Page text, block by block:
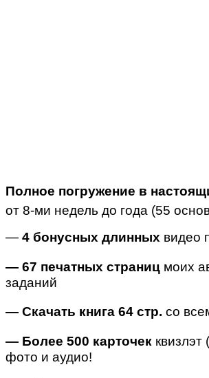
Полное погружение в
от 8-ми недель до года (55
— 4 бонусных длинных видео
— 67 печатных страниц моих
заданий
— Скачать книга 64 стр. со
— Более 500 карточек
фото и аудио!